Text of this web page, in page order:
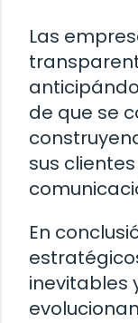
Las
de que se
sus
En
inevitables